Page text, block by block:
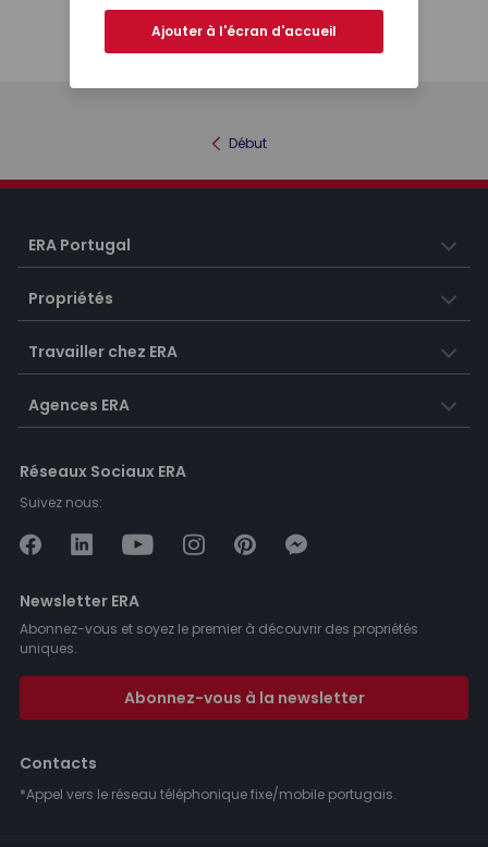
Début
ERA Portugal
Propriétés
Travailler chez ERA
Agences ERA
Réseaux Sociaux ERA
Suivez nous:
Newsletter ERA
Abonnez-vous et soyez le premier à découvrir des propriétés
uniques.
Abonnez-vous à la newsletter
Contacts
*Appel vers le réseau téléphonique fixe/mobile portugais.
Ajouter à l'écran d'accueil